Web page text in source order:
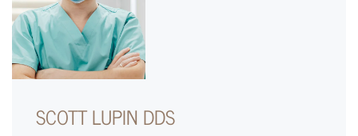
SCOTT LUPIN DDS